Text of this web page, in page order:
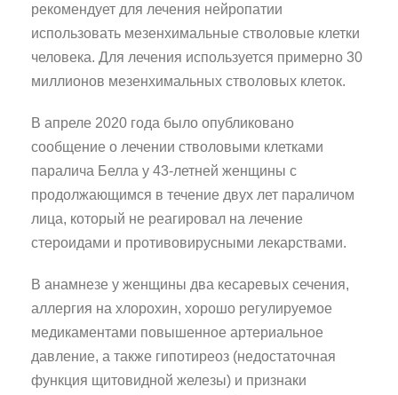
рекомендует для лечения нейропатии
использовать мезенхимальные стволовые клетки
человека. Для лечения используется примерно 30
миллионов мезенхимальных стволовых клеток.
В апреле 2020 года было опубликовано
сообщение о лечении стволовыми клетками
паралича Белла у 43-летней женщины с
продолжающимся в течение двух лет параличом
лица, который не реагировал на лечение
стероидами и противовирусными лекарствами.
В анамнезе у женщины два кесаревых сечения,
аллергия на хлорохин, хорошо регулируемое
медикаментами повышенное артериальное
давление, а также гипотиреоз (недостаточная
функция щитовидной железы) и признаки